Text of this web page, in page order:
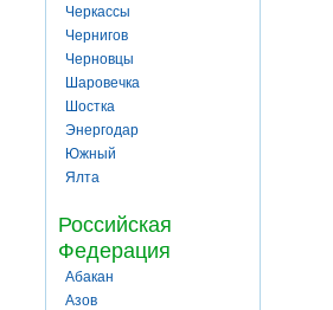
Черкассы
Чернигов
Черновцы
Шаровечка
Шостка
Энергодар
Южный
Ялта
Российская
Федерация
Абакан
Азов